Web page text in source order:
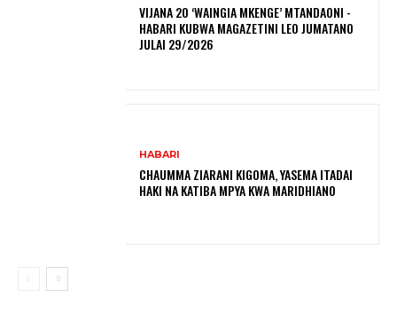
VIJANA 20 ‘WAINGIA MKENGE’ MTANDAONI -
HABARI KUBWA MAGAZETINI LEO JUMATANO
JULAI 29/2026
HABARI
CHAUMMA ZIARANI KIGOMA, YASEMA ITADAI
HAKI NA KATIBA MPYA KWA MARIDHIANO